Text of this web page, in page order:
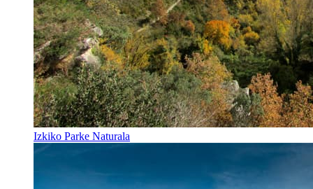
Izkiko Parke Naturala